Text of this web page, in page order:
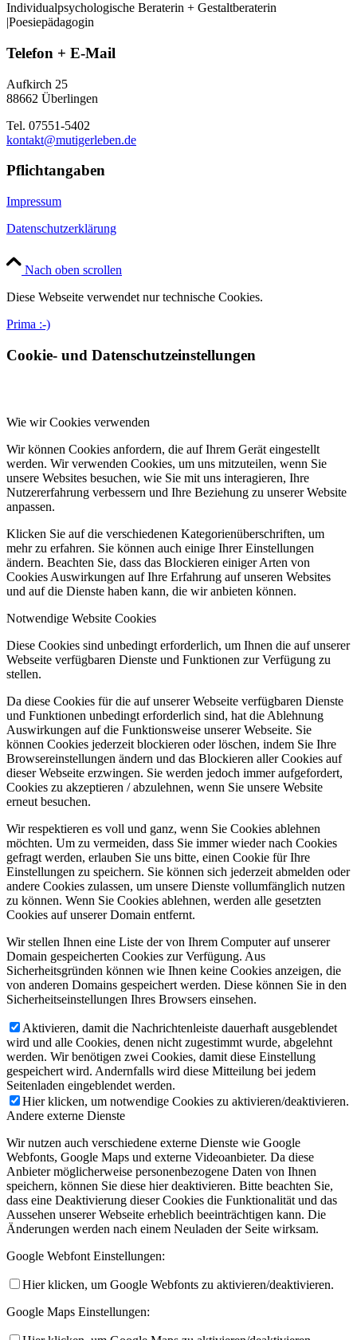
Individualpsychologische Beraterin + Gestaltberaterin
|Poesiepädagogin
Telefon + E-Mail
Aufkirch 25
88662 Überlingen
Tel. 07551-5402
kontakt@mutigerleben.de
Pflichtangaben
Impressum
Datenschutzerklärung
Nach oben scrollen
Diese Webseite verwendet nur technische Cookies.
Prima :-)
Cookie- und Datenschutzeinstellungen
Wie wir Cookies verwenden
Wir können Cookies anfordern, die auf Ihrem Gerät eingestellt
werden. Wir verwenden Cookies, um uns mitzuteilen, wenn Sie
unsere Websites besuchen, wie Sie mit uns interagieren, Ihre
Nutzererfahrung verbessern und Ihre Beziehung zu unserer Website
anpassen.
Klicken Sie auf die verschiedenen Kategorienüberschriften, um
mehr zu erfahren. Sie können auch einige Ihrer Einstellungen
ändern. Beachten Sie, dass das Blockieren einiger Arten von
Cookies Auswirkungen auf Ihre Erfahrung auf unseren Websites
und auf die Dienste haben kann, die wir anbieten können.
Notwendige Website Cookies
Diese Cookies sind unbedingt erforderlich, um Ihnen die auf unserer
Webseite verfügbaren Dienste und Funktionen zur Verfügung zu
stellen.
Da diese Cookies für die auf unserer Webseite verfügbaren Dienste
und Funktionen unbedingt erforderlich sind, hat die Ablehnung
Auswirkungen auf die Funktionsweise unserer Webseite. Sie
können Cookies jederzeit blockieren oder löschen, indem Sie Ihre
Browsereinstellungen ändern und das Blockieren aller Cookies auf
dieser Webseite erzwingen. Sie werden jedoch immer aufgefordert,
Cookies zu akzeptieren / abzulehnen, wenn Sie unsere Website
erneut besuchen.
Wir respektieren es voll und ganz, wenn Sie Cookies ablehnen
möchten. Um zu vermeiden, dass Sie immer wieder nach Cookies
gefragt werden, erlauben Sie uns bitte, einen Cookie für Ihre
Einstellungen zu speichern. Sie können sich jederzeit abmelden oder
andere Cookies zulassen, um unsere Dienste vollumfänglich nutzen
zu können. Wenn Sie Cookies ablehnen, werden alle gesetzten
Cookies auf unserer Domain entfernt.
Wir stellen Ihnen eine Liste der von Ihrem Computer auf unserer
Domain gespeicherten Cookies zur Verfügung. Aus
Sicherheitsgründen können wie Ihnen keine Cookies anzeigen, die
von anderen Domains gespeichert werden. Diese können Sie in den
Sicherheitseinstellungen Ihres Browsers einsehen.
Aktivieren, damit die Nachrichtenleiste dauerhaft ausgeblendet
wird und alle Cookies, denen nicht zugestimmt wurde, abgelehnt
werden. Wir benötigen zwei Cookies, damit diese Einstellung
gespeichert wird. Andernfalls wird diese Mitteilung bei jedem
Seitenladen eingeblendet werden.
Hier klicken, um notwendige Cookies zu aktivieren/deaktivieren.
Andere externe Dienste
Wir nutzen auch verschiedene externe Dienste wie Google
Webfonts, Google Maps und externe Videoanbieter. Da diese
Anbieter möglicherweise personenbezogene Daten von Ihnen
speichern, können Sie diese hier deaktivieren. Bitte beachten Sie,
dass eine Deaktivierung dieser Cookies die Funktionalität und das
Aussehen unserer Webseite erheblich beeinträchtigen kann. Die
Änderungen werden nach einem Neuladen der Seite wirksam.
Google Webfont Einstellungen:
Hier klicken, um Google Webfonts zu aktivieren/deaktivieren.
Google Maps Einstellungen: